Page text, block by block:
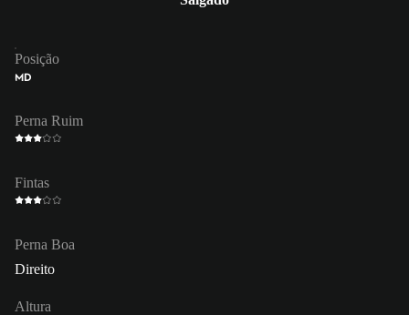
Posição
MD
Perna Ruim
Fintas
Perna Boa
Direito
Altura